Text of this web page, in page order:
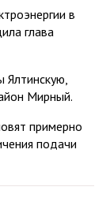
в
глава
Ялтинскую,
Мирный.
примерно
подачи